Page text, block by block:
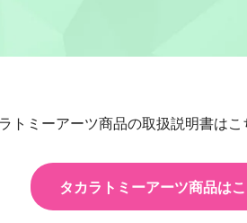
トミーアーツ商品の取扱説明書は
タカラトミーアーツ商品は